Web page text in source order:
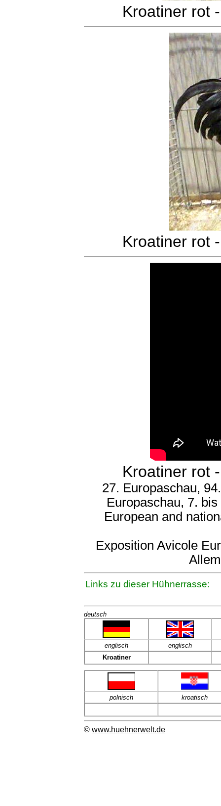
Kroatiner rot
Kroatiner rot
Kroatiner rot
27. Europaschau,
Europaschau, 7.
European and
Exposition Avicole
Links zu dieser Hühnerrasse:
deutsch
englisch
englisch
Kroatiner
polnisch kroatisch
© www.huehnerwelt.de